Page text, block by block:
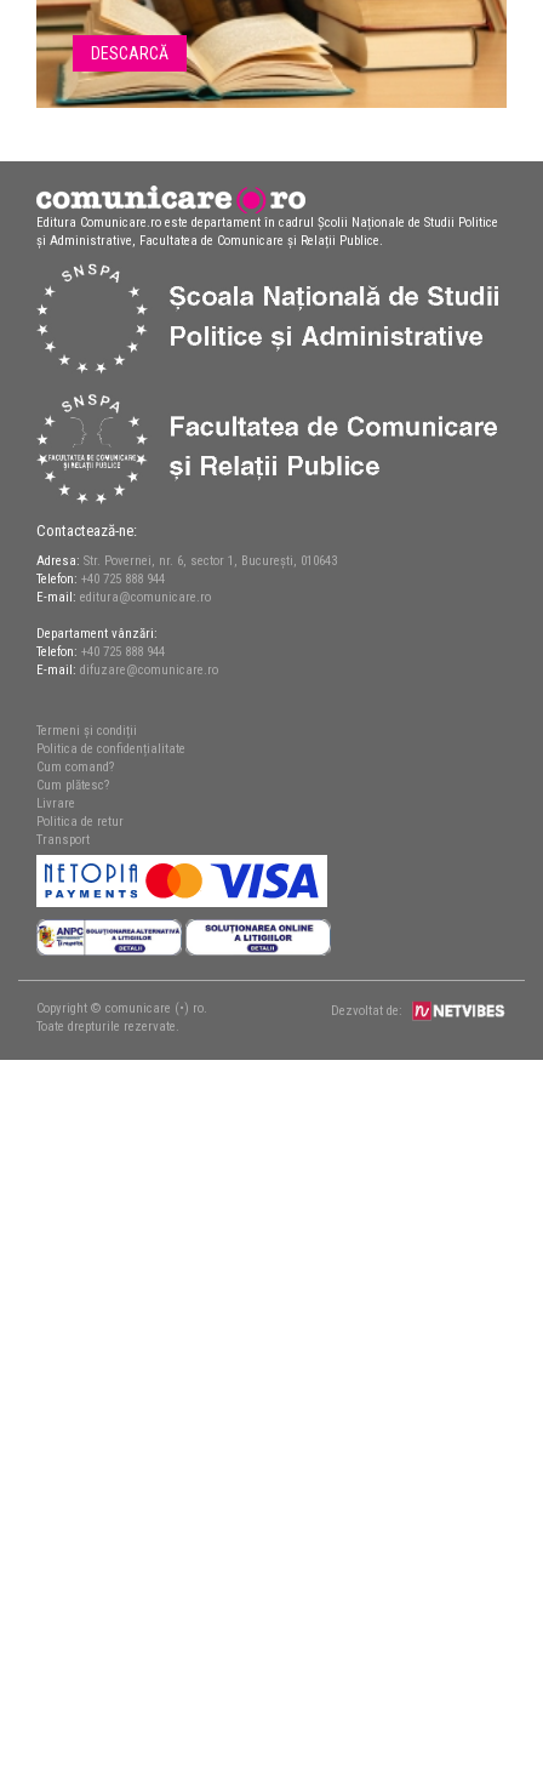
DESCARCĂ
Editura Comunicare.ro este departament în cadrul Școlii Naționale de Studii Politice
și Administrative, Facultatea de Comunicare și Relații Publice.
Contactează-ne:
Adresa: Str. Povernei, nr. 6, sector 1, București, 010643
Telefon: +40 725 888 944
E-mail: editura@comunicare.ro
Departament vânzări:
Telefon: +40 725 888 944
E-mail: difuzare@comunicare.ro
Termeni și condiții
Politica de confidențialitate
Cum comand?
Cum plătesc?
Livrare
Politica de retur
Transport
Copyright © comunicare (•) ro.
Toate drepturile rezervate.
Dezvoltat de: